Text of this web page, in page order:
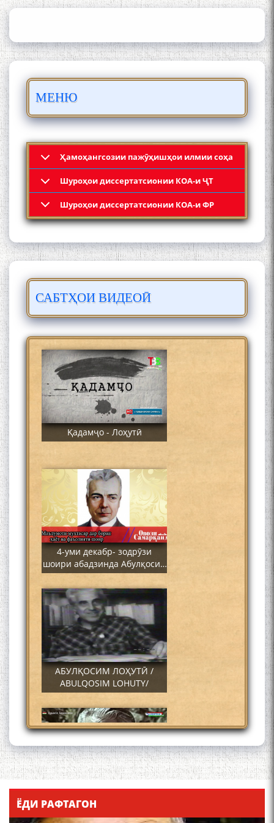
МЕНЮ
Ҳамоҳангсозии пажӯҳишҳои илмии соҳа
Шyроҳои диссертатсионии КОА-и ҶТ
Шyроҳои диссертатсионии КОА-и ФР
САБТҲОИ ВИДЕОӢ
Осорхонаи адабии
Қадамҷо: Муҳаммадҷон
Раҳимӣ
ЛОҲУТӢ - ФИЛМИ
МУСТАНАД
Қадамҷо - Лоҳутӣ
4-уми декабр- зодрӯзи
шоири абадзинда Абулқосим
Лоҳутӣ
АБУЛҚОСИМ ЛОҲУТӢ /
ABULQOSIM LOHUTY/
Что знают в Ташкенте о
Мирзо Турсунзаде, чьим
ЁДИ РАФТАГОН